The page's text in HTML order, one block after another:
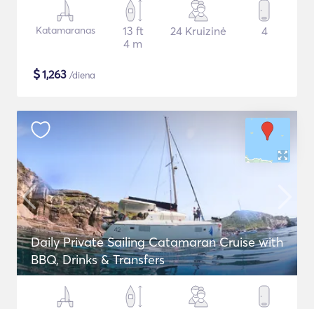
Katamaranas
13 ft
4 m
24 Kruizinė 4
$1,263 /diena
Daily Private Sailing Catamaran Cruise with
BBQ, Drinks & Transfers